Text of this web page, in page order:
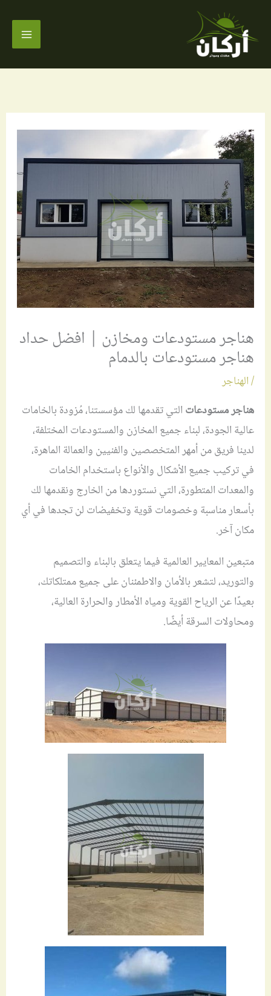
المحتوى
هناجر مستودعات ومخازن | افضل حداد
هناجر مستودعات بالدمام
/الهناجر
هناجر مستودعاتالتي تقدمها لك مؤسستنا، مُزودة بالخامات
عالية الجودة، لبناء جميع المخازن والمستودعات المختلفة،
لدينا فريق من أمهر المتخصصين والفنيين والعمالة الماهرة،
في تركيب جميع الأشكال والأنواع باستخدام الخامات
والمعدات المتطورة، التي نستوردها من الخارج ونقدمها لك
بأسعار مناسبة وخصومات قوية وتخفيضات لن تجدها في أي
مكان آخر.
متبعين المعايير العالمية فيما يتعلق بالبناء والتصميم
والتوريد، لتشعر بالأمان والاطمئنان على جميع ممتلكاتك،
بعيدًا عن الرياح القوية ومياه الأمطار والحرارة العالية،
ومحاولات السرقة أيضًا.